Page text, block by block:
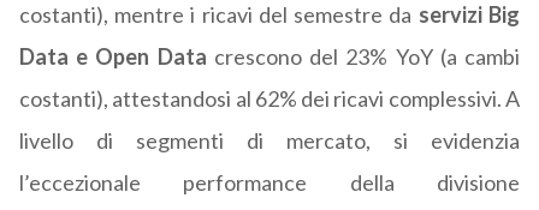
costanti), mentre i ricavi del semestre da servizi Big
Data e Open Data crescono del 23% YoY (a cambi
costanti), attestandosi al 62% dei ricavi complessivi. A
livello di segmenti di mercato, si evidenzia
l’eccezionale performance della divisione